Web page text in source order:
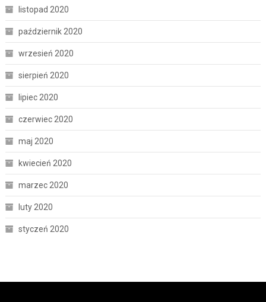
listopad 2020
październik 2020
wrzesień 2020
sierpień 2020
lipiec 2020
czerwiec 2020
maj 2020
kwiecień 2020
marzec 2020
luty 2020
styczeń 2020